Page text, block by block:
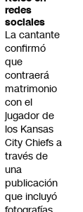
redes
sociales
La cantante
confirmó
que
contraerá
matrimonio
con el
jugador de
los Kansas
City Chiefs a
través de
una
publicación
que incluyó